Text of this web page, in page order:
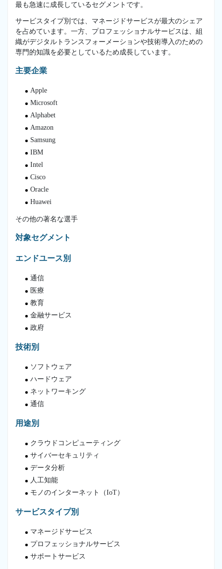
最も急速に成長しているセグメントです。
サービスタイプ別では、マネージドサービスが最大のシェア
を占めています。一方、プロフェッショナルサービスは、組
織がデジタルトランスフォーメーションや技術導入のための
専門的知識を必要としているため成長しています。
主要企業
Apple
Microsoft
Alphabet
Amazon
Samsung
IBM
Intel
Cisco
Oracle
Huawei
その他の著名な選手
対象セグメント
エンドユース別
通信
医療
教育
金融サービス
政府
技術別
ソフトウェア
ハードウェア
ネットワーキング
通信
用途別
クラウドコンピューティング
サイバーセキュリティ
データ分析
人工知能
モノのインターネット（IoT）
サービスタイプ別
マネージドサービス
プロフェッショナルサービス
サポートサービス